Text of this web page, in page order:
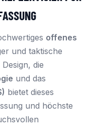
offenes
und taktische
die
und das
bietet dieses
und höchste